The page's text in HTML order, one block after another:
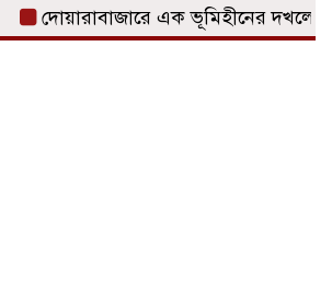
দোয়ারাবাজারে এক ভূমিহীনের দখলে থাকা